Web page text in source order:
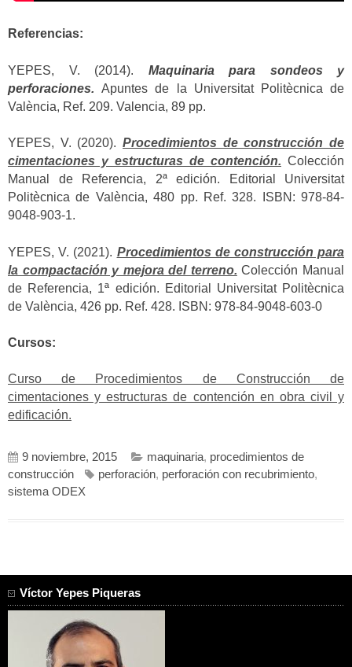
Referencias:
YEPES, V. (2014). Maquinaria para sondeos y
perforaciones. Apuntes de la Universitat Politècnica de
València, Ref. 209. Valencia, 89 pp.
YEPES, V. (2020). Procedimientos de construcción de
cimentaciones y estructuras de contención. Colección
Manual de Referencia, 2ª edición. Editorial Universitat
Politècnica de València, 480 pp. Ref. 328. ISBN: 978-84-
9048-903-1.
YEPES, V. (2021). Procedimientos de construcción para
la compactación y mejora del terreno. Colección Manual
de Referencia, 1ª edición. Editorial Universitat Politècnica
de València, 426 pp. Ref. 428. ISBN: 978-84-9048-603-0
Cursos:
Curso de Procedimientos de Construcción de
cimentaciones y estructuras de contención en obra civil y
edificación.
9 noviembre, 2015 maquinaria, procedimientos de
construcción
perforación, perforación con recubrimiento,
sistema ODEX
Víctor Yepes Piqueras